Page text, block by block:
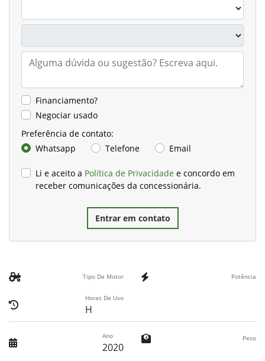
Financiamento?
Negociar usado
Preferência de contato:
Whatsapp
Telefone Email
Li e aceito a Política de Privacidade e concordo em
receber comunicações da concessionária.
Entrar em contato
Tipo De Motor Potência
Horas De Uso
H
Ano
2020
Peso